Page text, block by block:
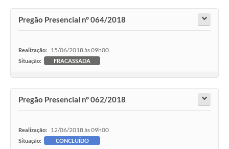
Pregão Presencial n° 064/2018
Realização: 15/06/2018 às 09h00
Situação: FRACASSADA
Pregão Presencial n° 062/2018
Realização: 12/06/2018 às 09h00
Situação: CONCLUÍDO